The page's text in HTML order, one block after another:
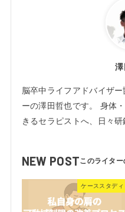
脳卒中ライフアドバイザ
ーの澤田哲也です。 身体
きるセラピストへ、日々研
NEW POST
ケーススタディ